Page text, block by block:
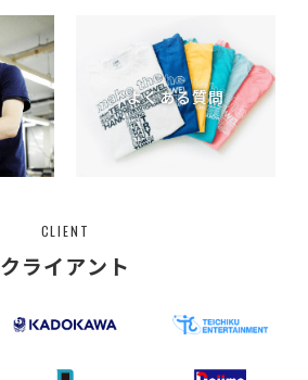
よくある質問
CLIENT
クライアント